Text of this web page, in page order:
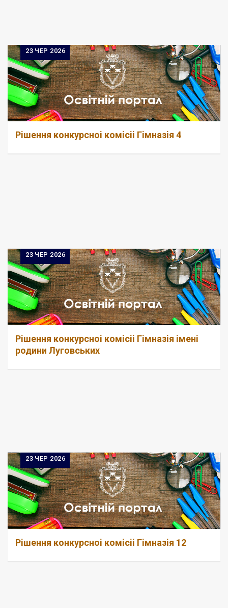
23 ЧЕР 2026
Рiшення конкурсноi комiсii Гiмназiя 4
23 ЧЕР 2026
Рiшення конкурсноi комiсii Гiмназiя iменi
родини Луговських
23 ЧЕР 2026
Рiшення конкурсноi комiсii Гiмназiя 12